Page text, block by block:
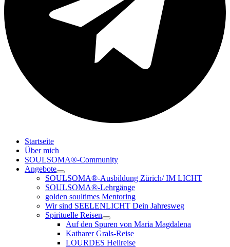
Startseite
Über mich
SOULSOMA®-Community
Angebote
SOULSOMA®-Ausbildung Zürich/ IM LICHT
SOULSOMA®-Lehrgänge
golden soultimes Mentoring
Wir sind SEELENLICHT Dein Jahresweg
Spirituelle Reisen
Auf den Spuren von Maria Magdalena
Katharer Grals-Reise
LOURDES Heilreise